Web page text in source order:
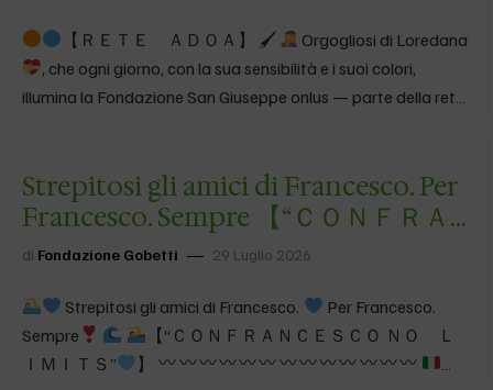
【 ＲＥＴＥ ＡＤＯＡ】 🖌
Orgogliosi di Loredana
, che ogni giorno, con la sua sensibilità e i suoi colori,
illumina la Fondazione San Giuseppe onlus — parte della rete
Strepitosi gli amici di Francesco. Per
Francesco. Sempre 【 “ＣＯＮＦＲＡ
ＮＣＥＳＣＯ Ｎ…
di Fondazione Gobetti 29 Luglio 2026
Strepitosi gli amici di Francesco.
Per Francesco.
Sempre
【 “ＣＯＮＦＲＡＮＣＥＳＣＯ ＮＯ Ｌ
ＩＭＩＴＳ”
】